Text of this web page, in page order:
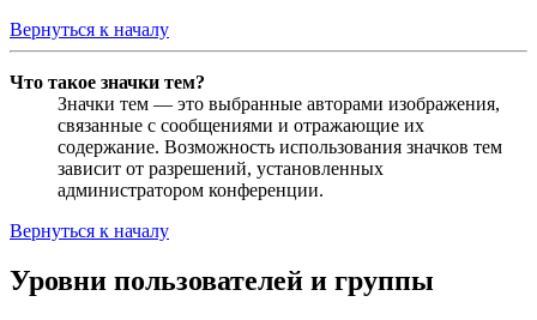
Вернуться к началу
Что такое значки тем?
Значки тем — это выбранные авторами изображения,
связанные с сообщениями и отражающие их
содержание. Возможность использования значков тем
зависит от разрешений, установленных
администратором конференции.
Вернуться к началу
Уровни пользователей и группы